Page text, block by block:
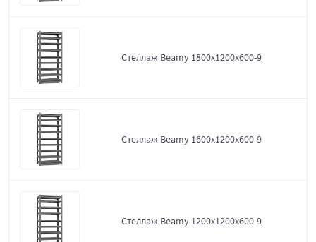
Стеллаж Beamy 1800x1200x600-9
Стеллаж Beamy 1600x1200x600-9
Стеллаж Beamy 1200x1200x600-9